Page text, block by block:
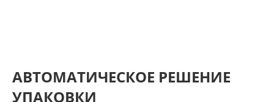
АВТОМАТИЧЕСКОЕ РЕШЕНИЕ
УПАКОВКИ